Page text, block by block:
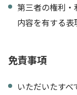
第三者の権利
内容を有する表
免責事項
いただいたす